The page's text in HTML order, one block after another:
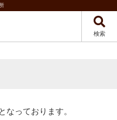
検索
なっております。